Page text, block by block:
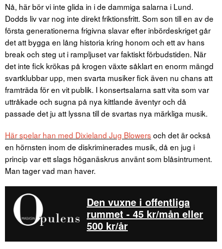
Nå, här bör vi inte glida in i de dammiga salarna i Lund.
Dodds liv var nog inte direkt friktionsfritt. Som son till en av de
första generationerna frigivna slavar efter inbördeskriget går
det att bygga en lång historia kring honom och ett av hans
break och steg ut i rampljuset var faktiskt förbudstiden. När
det inte fick krökas på krogen växte såklart en enorm mängd
svartklubbar upp, men svarta musiker fick även nu chans att
framträda för en vit publik. I konsertsalarna satt vita som var
uttråkade och sugna på nya kittlande äventyr och då
passade det ju att lyssna till de svartas nya märkliga musik.
Här spelar han med Dixieland Jug Blowers och det är också
en hörnsten inom de diskriminerades musik, då en jug i
princip var ett slags höganäskrus använt som blåsintrument.
Man tager vad man haver.
Den vuxne i offentliga
rummet - 45 kr/mån eller
500 kr/år